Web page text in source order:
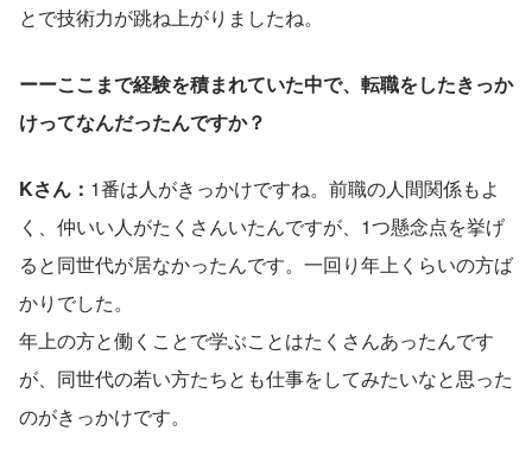
とで技術力が跳ね上がりましたね。
ーーここまで経験を積まれていた中で、転職をしたきっか
けってなんだったんですか？
Kさん： 1番は人がきっかけですね。前職の人間関係もよ
く、仲いい人がたくさんいたんですが、1つ懸念点を挙げ
ると同世代が居なかったんです。一回り年上くらいの方ば
かりでした。
年上の方と働くことで学ぶことはたくさんあったんです
が、同世代の若い方たちとも仕事をしてみたいなと思った
のがきっかけです。